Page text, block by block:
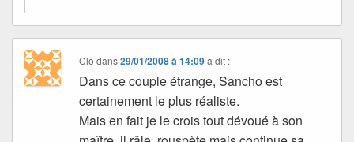
Clo dans29/01/2008 à 14:09 a dit :
Dans ce couple étrange, Sancho est
certainement le plus réaliste.
Mais en fait je le crois tout dévoué à son